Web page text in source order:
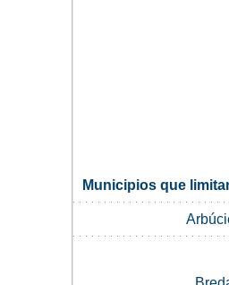
Municipios que